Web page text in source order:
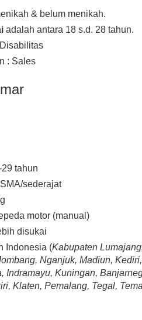
& belum menikah.
adalah antara 18 s.d. 28 tahun.
: Sales
tahun
sederajat
motor (manual)
disukai
Indonesia (Kabupaten
Nganjuk, Madiun,
Indramayu, Kuningan,
Klaten, Pemalang, Tegal,